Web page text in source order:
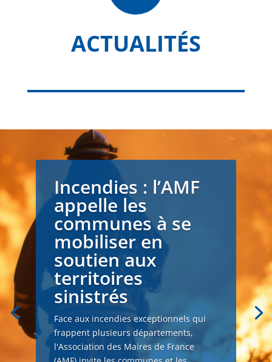
ACTUALITÉS
Incendies : l’AMF
appelle les
communes à se
mobiliser en
soutien aux
territoires
sinistrés
Face aux incendies exceptionnels qui
frappent plusieurs départements,
l'Association des Maires de France